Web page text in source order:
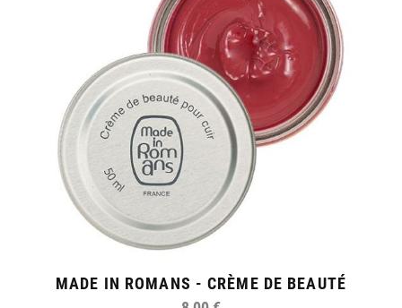
MADE IN ROMANS - CRÈME DE BEAUTÉ